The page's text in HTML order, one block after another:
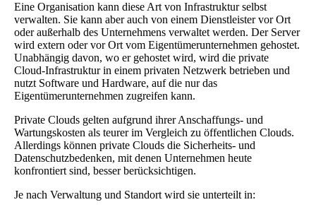
Eine Organisation kann diese Art von Infrastruktur selbst
verwalten. Sie kann aber auch von einem Dienstleister vor Ort
oder außerhalb des Unternehmens verwaltet werden. Der Server
wird extern oder vor Ort vom Eigentümerunternehmen gehostet.
Unabhängig davon, wo er gehostet wird, wird die private
Cloud-Infrastruktur in einem privaten Netzwerk betrieben und
nutzt Software und Hardware, auf die nur das
Eigentümerunternehmen zugreifen kann.
Private Clouds gelten aufgrund ihrer Anschaffungs- und
Wartungskosten als teurer im Vergleich zu öffentlichen Clouds.
Allerdings können private Clouds die Sicherheits- und
Datenschutzbedenken, mit denen Unternehmen heute
konfrontiert sind, besser berücksichtigen.
Je nach Verwaltung und Standort wird sie unterteilt in: